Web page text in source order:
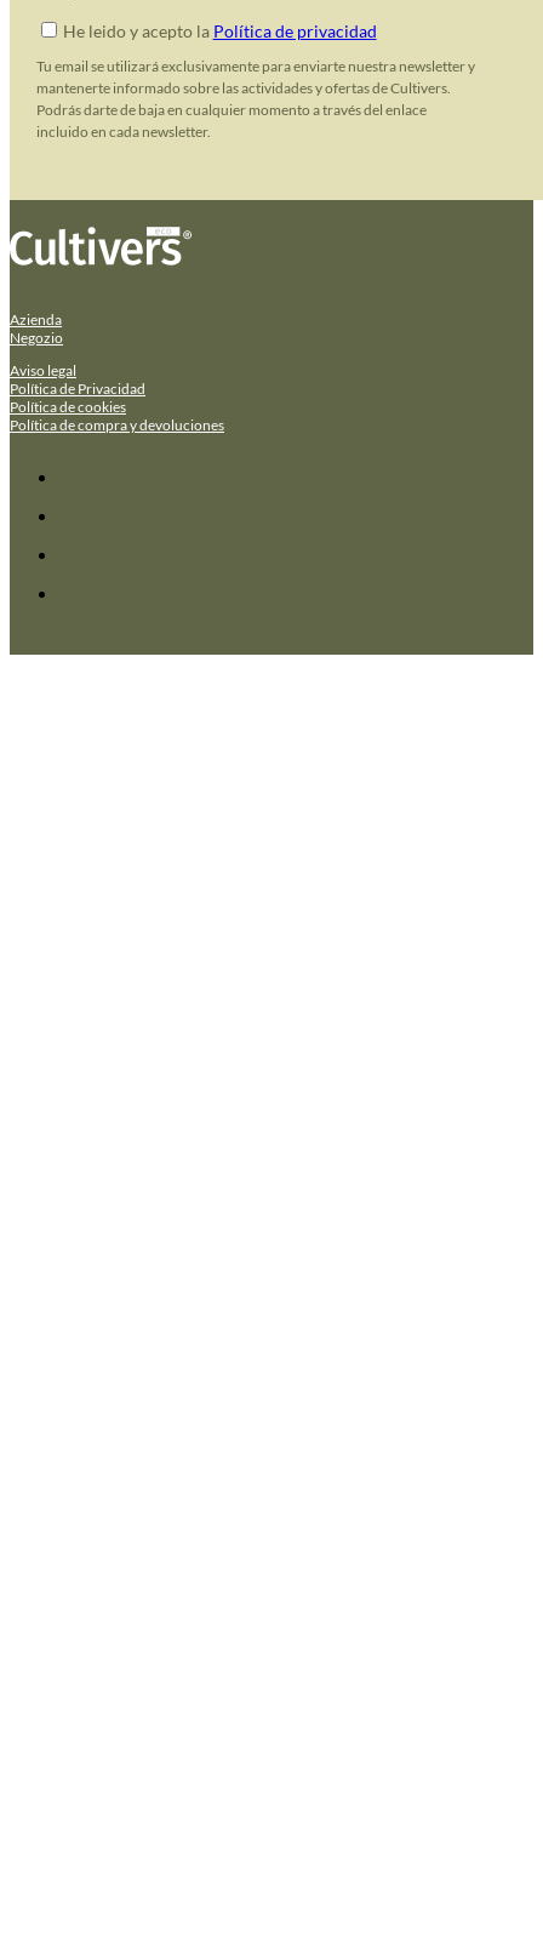
He leido y acepto la Política de privacidad
Tu email se utilizará exclusivamente para enviarte nuestra newsletter y
mantenerte informado sobre las actividades y ofertas de Cultivers.
Podrás darte de baja en cualquier momento a través del enlace
incluido en cada newsletter.
Azienda
Negozio
Aviso legal
Política de Privacidad
Política de cookies
Política de compra y devoluciones